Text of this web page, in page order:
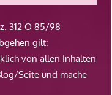
312 O 85/98
gilt:
von allen Inhalten
Seite und mache